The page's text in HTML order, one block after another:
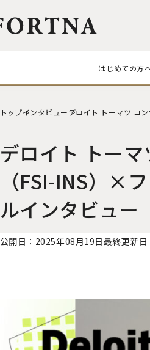
はじめての方
トップインタビューデロイト トーマツ コ
デロイト トー
（FSI-INS）×
ルインタビュー
公開日：2025年08月19日最終更新